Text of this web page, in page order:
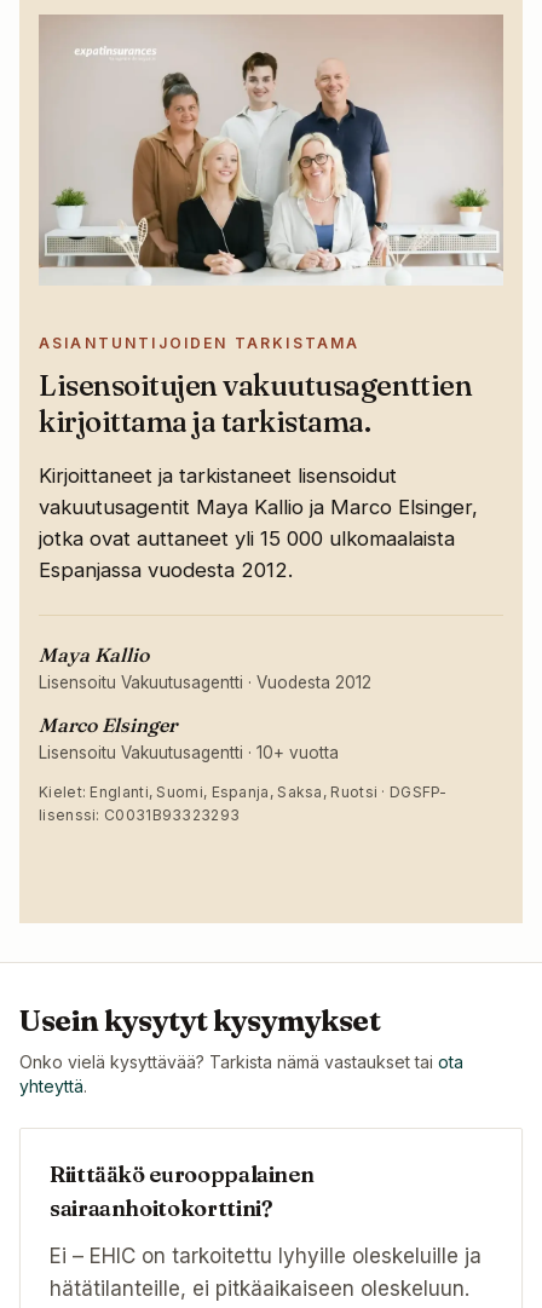
ASIANTUNTIJOIDEN TARKISTAMA
Lisensoitujen vakuutusagenttien
kirjoittama ja tarkistama.
Kirjoittaneet ja tarkistaneet lisensoidut
vakuutusagentit Maya Kallio ja Marco Elsinger,
jotka ovat auttaneet yli 15 000 ulkomaalaista
Espanjassa vuodesta 2012.
Maya Kallio
Lisensoitu Vakuutusagentti · Vuodesta 2012
Marco Elsinger
Lisensoitu Vakuutusagentti · 10+ vuotta
Kielet: Englanti, Suomi, Espanja, Saksa, Ruotsi · DGSFP-
lisenssi: C0031B93323293
Usein kysytyt kysymykset
Onko vielä kysyttävää? Tarkista nämä vastaukset tai ota
yhteyttä.
Riittääkö eurooppalainen
sairaanhoitokorttini?
Ei – EHIC on tarkoitettu lyhyille oleskeluille ja
hätätilanteille, ei pitkäaikaiseen oleskeluun.